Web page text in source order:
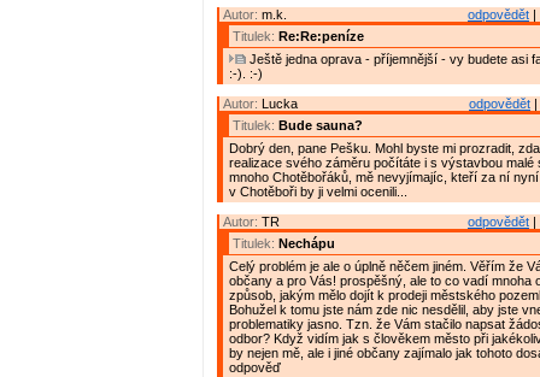
odpovědět |
Autor: m.k.
Titulek: Re:Re:peníze
Ještě jedna oprava - příjemnější - vy budete asi
:-). :-)
odpovědět
Autor: Lucka
Titulek: Bude sauna?
Dobrý den, pane Pešku. Mohl byste mi prozradit,
realizace svého záměru počítáte i s výstavbou malé
mnoho Chotěbořáků, mě nevyjímajíc, kteří za ní
v Chotěboři by ji velmi ocenili...
odpovědět |
Autor: TR
Titulek: Nechápu
Celý problém je ale o úplně něčem jiném. Věřím že
občany a pro Vás! prospěšný, ale to co vadí mnoha
způsob, jakým mělo dojít k prodeji městského
Bohužel k tomu jste nám zde nic nesdělil, aby jste
problematiky jasno. Tzn. že Vám stačilo napsat
odbor? Když vidím jak s člověkem město při
by nejen mě, ale i jiné občany zajímalo jak tohoto
odpověď